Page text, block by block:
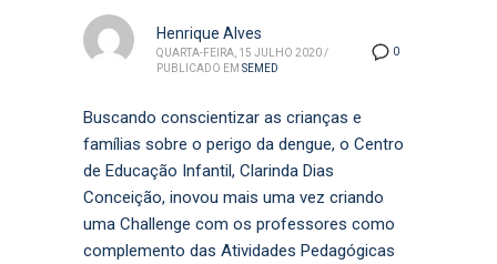
0
Henrique Alves
QUARTA-FEIRA, 15 JULHO 2020/
PUBLICADO EM SEMED
Buscando conscientizar as crianças e
famílias sobre o perigo da dengue, o Centro
de Educação Infantil, Clarinda Dias
Conceição, inovou mais uma vez criando
uma Challenge com os professores como
complemento das Atividades Pedagógicas